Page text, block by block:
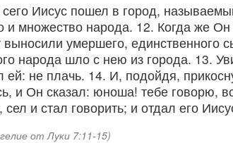
Иисус пошел в город,
и множество народа. 12. Когда же
выносили умершего, единственного
народа шло с нею из города. 13.
ей: не плачь. 14. И, подойдя,
и Он сказал: юноша! тебе говорю,
и стал говорить; и отдал его
от Луки 7:11-15)